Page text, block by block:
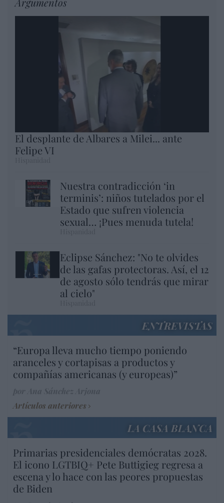
El desplante de Albares a Milei... ante
Felipe VI
Nuestra contradicción ‘in
terminis’: niños tutelados por el
Estado que sufren violencia
sexual… ¡Pues menuda tutela!
Eclipse Sánchez: "No te olvides
de las gafas protectoras. Así, el 12
de agosto sólo tendrás que mirar
al cielo"
ENTREVISTAS
“Europa lleva mucho tiempo poniendo
aranceles y cortapisas a productos y
compañías americanas (y europeas)”
Artículos anteriores
LA CASA BLANCA
Primarias presidenciales demócratas 2028.
El icono LGTBIQ+ Pete Buttigieg regresa a
escena y lo hace con las peores propuestas
de Biden